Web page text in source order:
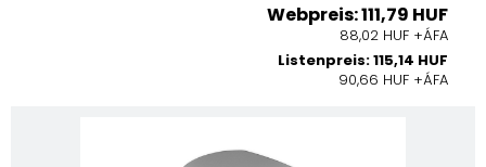
Webpreis: 111,79 HUF
88,02 HUF +ÁFA
Listenpreis: 115,14 HUF
90,66 HUF +ÁFA